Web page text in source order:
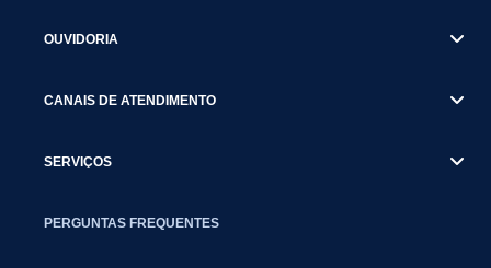
OUVIDORIA
CANAIS DE ATENDIMENTO
SERVIÇOS
PERGUNTAS FREQUENTES